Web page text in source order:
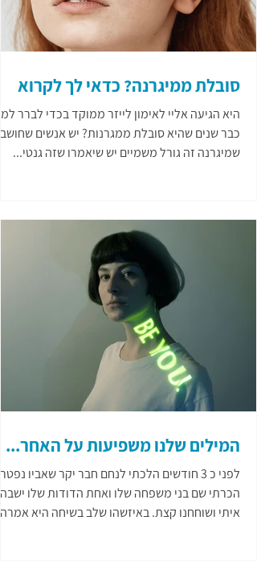
סובלת ממיגרנה? כדאי לך לקרוא
היא הגיעה אליי לאימון לייזר ממוקד בכדי לברר
כבר שנים שהיא סובלת ממגרנות? יש אנשים
שמיגרנה זה גורל משמיים יש שיאמרו שזה גנטי...
המילים שלנו משפיעות על האחר...
לפני כ 3 חודשים הלכתי לנחם חבר יקר שאביו
הכרתי שם בני משפחה שלו ואחת הדודות שלו ישבה
איתי ושוחחנו קצת. באיזשהו שלב בשיחה היא